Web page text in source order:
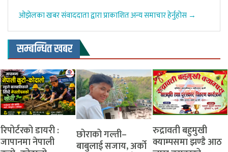
ओझेलका खबर संवाददाता द्वारा प्राकाशित अन्य समाचार हेर्नुहोस →
सम्बन्धित खबर
रिपोर्टरको डायरी :
जापानमा नेपाली
‎​छोराको गल्ती–
बाबुलाई सजाय, अर्को
रुद्रावती बहुमुखी
क्याम्पसमा झण्डै आठ